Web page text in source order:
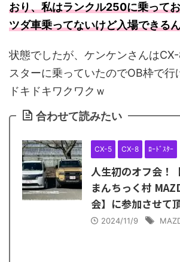
おり、私はランクル250に乗って
ツダ車乗ってないけど入場できる
状態でしたが、ケンケンさんは
スターに乗っていたのでOB枠で行
ドキドキワクワクｗ
合わせて読みたい
CX-5 CX-8 ﾛｰﾄﾞｽﾀｰ
人生初のオフ会！
まんちっく村
会】に参加させて
2024/11/9